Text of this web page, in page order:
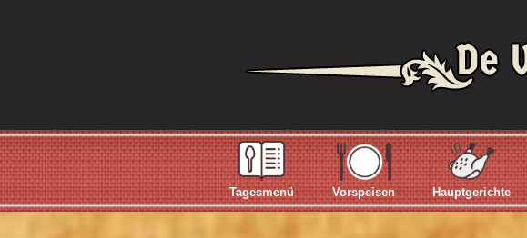
Tagesmenü Vorspeisen Hauptgerichte